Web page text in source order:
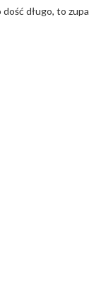
długo, to zupa